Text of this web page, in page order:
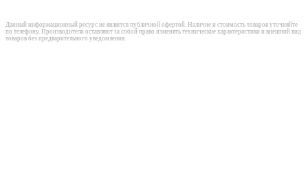
Данный информационный ресурс не является публичной офертой. Наличие и стоимость товаров уточняйте
по телефону. Производители оставляют за собой право изменять технические характеристики и внешний вид
товаров без предварительного уведомления.